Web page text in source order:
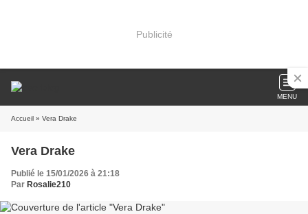
Publicité
MENU
Accueil » Vera Drake
Vera Drake
Publié le 15/01/2026 à 21:18
Par Rosalie210